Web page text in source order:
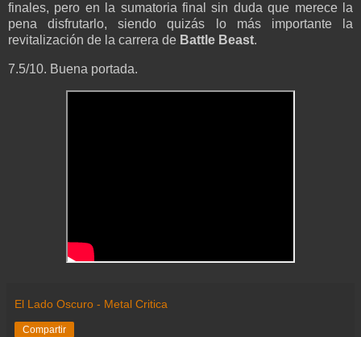
finales, pero en la sumatoria final sin duda que merece la
pena disfrutarlo, siendo quizás lo más importante la
revitalización de la carrera de Battle Beast.
7.5/10. Buena portada.
El Lado Oscuro - Metal Critica
Compartir